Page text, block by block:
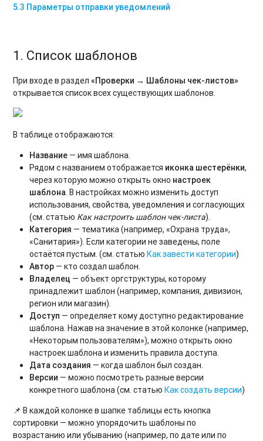
5.3 Параметры отправки уведомлений
1. Список шаблонов
При входе в раздел«Проверки → Шаблоны чек-листов»
открывается список всех существующих шаблонов.
В таблице отображаются:
Название — имя шаблона.
Рядом с названием отображается иконка шестерёнки,
через которую можно открыть окно настроек
шаблона. В настройках можно изменить доступ
использования, свойства, уведомления и согласующих
(см. статью Как настроить шаблон чек-листа).
Категория — тематика (например, «Охрана труда»,
«Санитария»). Если категории не заведены, поле
остаётся пустым. (см. статьюКак завести категории)
Автор — кто создал шаблон.
Владелец — объект оргструктуры, которому
принадлежит шаблон (например, компания, дивизион,
регион или магазин).
Доступ — определяет кому доступно редактирование
шаблона. Нажав на значение в этой колонке (например,
«Некоторым пользователям»), можно открыть окно
настроек шаблона и изменить правила доступа.
Дата создания — когда шаблон был создан.
Версии — можно посмотреть разные версии
конкретного шаблона (см. статьюКак создать версии)
📌 В каждой колонке в шапке таблицы есть кнопка
сортировки — можно упорядочить шаблоны по
возрастанию или убыванию (например, по дате или по